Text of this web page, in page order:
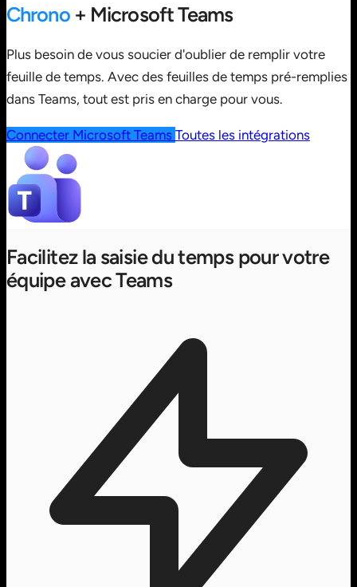
Chrono+ Microsoft Teams
Plus besoin de vous soucier d'oublier de remplir votre
feuille de temps. Avec des feuilles de temps pré-remplies
dans Teams, tout est pris en charge pour vous.
Connecter Microsoft Teams Toutes les intégrations
Facilitez la saisie du temps pour votre
équipe avec Teams